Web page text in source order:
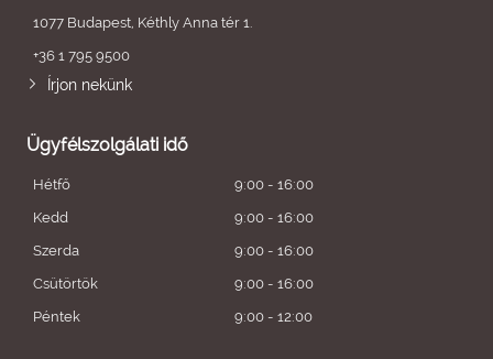
1077 Budapest, Kéthly Anna tér 1.
+36 1 795 9500
Írjon nekünk
Ügyfélszolgálati idő
Hétfő
9:00 - 16:00
Kedd
9:00 - 16:00
Szerda
9:00 - 16:00
Csütörtök
9:00 - 16:00
Péntek
9:00 - 12:00